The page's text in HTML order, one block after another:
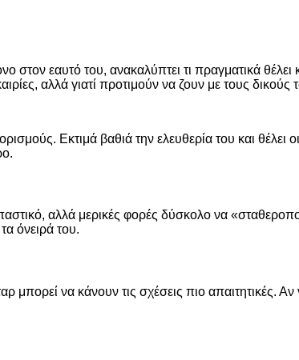
στον εαυτό του, ανακαλύπτει τι πραγματικά
αλλά γιατί προτιμούν να ζουν με τους δικούς
Εκτιμά βαθιά την ελευθερία του και θέλει οι
αλλά μερικές φορές δύσκολο να
όνειρά του.
να κάνουν τις σχέσεις πιο απαιτητικές. Αν